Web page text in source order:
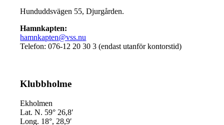
Hunduddsvägen 55, Djurgården.
Hamnkapten:
hamnkapten@vss.nu
Telefon: 076-12 20 30 3 (endast utanför kontorstid)
Klubbholme
Ekholmen
Lat. N. 59° 26,8′
Long. 18°, 28,9′